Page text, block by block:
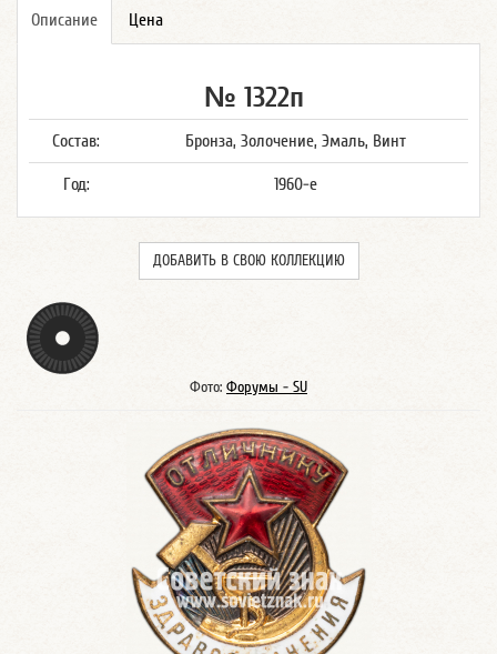
Описание Цена
№ 1322п
Состав: Бронза, Золочение, Эмаль, Винт
Год: 1960-е
ДОБАВИТЬ В СВОЮ КОЛЛЕКЦИЮ
Фото: Форумы - SU